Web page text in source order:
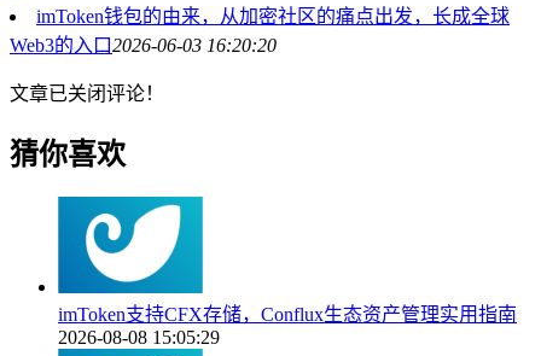
imToken钱包的由来，从加密社区的痛点出发，长成全球
Web3的入口2026-06-03 16:20:20
文章已关闭评论！
猜你喜欢
imToken支持CFX存储，Conflux生态资产管理实用指南
2026-08-08 15:05:29